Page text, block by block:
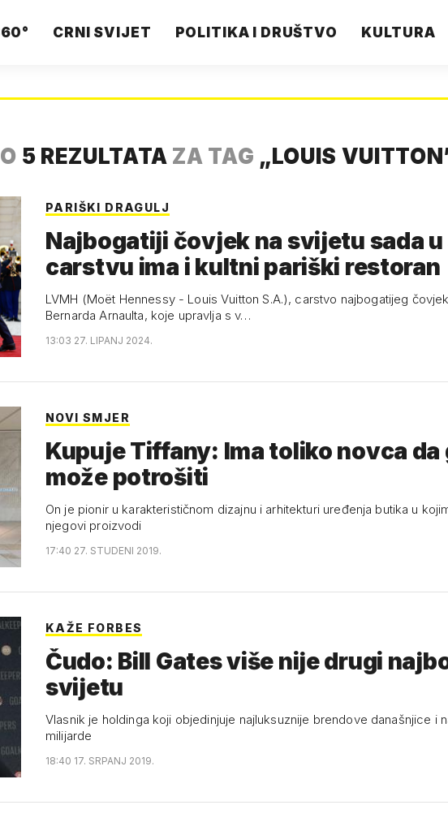
CRNI SVIJET POLITIKA I DRUŠTVO KULTURA
5 REZULTATA ZA TAG „LOUIS VUITTON
PARIŠKI DRAGULJ
Najbogatiji čovjek na svijetu sada
carstvu ima i kultni pariški restoran
LVMH (Moët Hennessy - Louis Vuitton S.A.), carstvo najbogatijeg
Bernarda Arnaulta, koje upravlja s v…
13:03 27. LIPANJ 2024.
NOVI SMJER
Kupuje Tiffany: Ima toliko novca da
može potrošiti
On je pionir u karakterističnom dizajnu i arhitekturi uređenja butika u
njegovi proizvodi
17:40 27. STUDENI 2019.
KAŽE FORBES
Čudo: Bill Gates više nije drugi
svijetu
Vlasnik je holdinga koji objedinjuje najluksuznije brendove današnjice i
milijarde
18:40 17. SRPANJ 2019.